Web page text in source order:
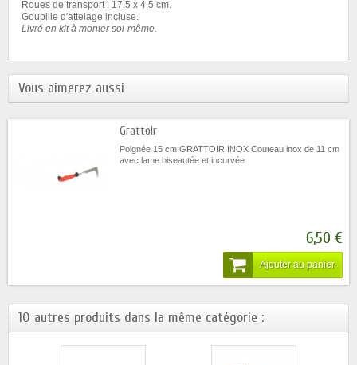
Roues de transport : 17,5 x 4,5 cm.
Goupille d'attelage incluse.
Livré en kit à monter soi-même.
Vous aimerez aussi
Grattoir
Poignée 15 cm GRATTOIR INOX Couteau inox de 11 cm
avec lame biseautée et incurvée
6,50 €
Ajouter au panier
10 autres produits dans la même catégorie :